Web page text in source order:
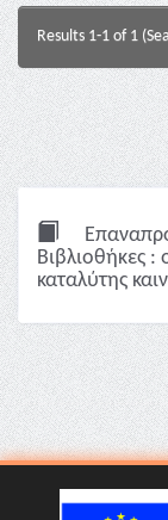
Results 1-1 of 1
Βιβλιοθήκες
καταλύτης